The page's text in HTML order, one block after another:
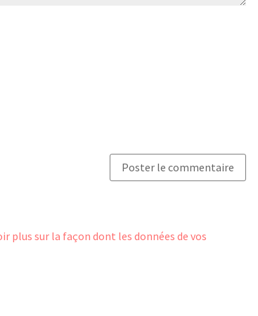
plus sur la façon dont les données de vos